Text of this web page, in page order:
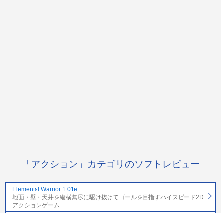
「アクション」カテゴリのソフトレビュー
Elemental Warrior 1.01e
地面・壁・天井を縦横無尽に駆け抜けてゴールを目指すハイスピード2D
アクションゲーム